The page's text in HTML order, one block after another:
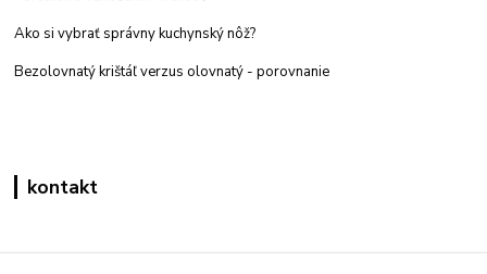
Ako si vybrať správny kuchynský nôž?
Bezolovnatý krištáľ verzus olovnatý - porovnanie
kontakt